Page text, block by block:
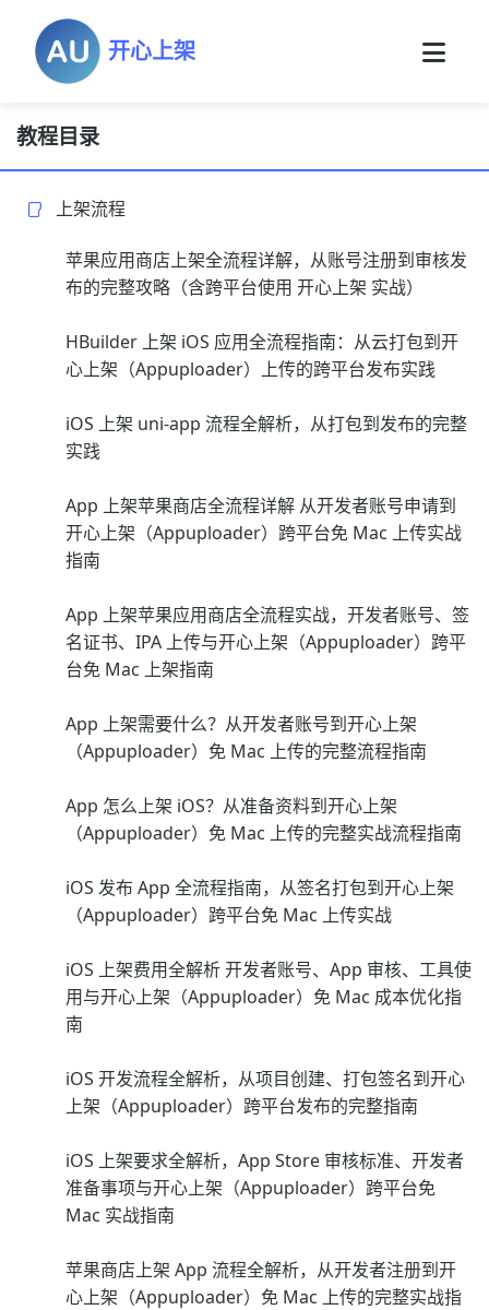
开心上架
教程目录
上架流程
苹果应用商店上架全流程详解，从账号注册到审核发
布的完整攻略（含跨平台使用 开心上架 实战）
HBuilder 上架 iOS 应用全流程指南：从云打包到开
心上架（Appuploader）上传的跨平台发布实践
iOS 上架 uni-app 流程全解析，从打包到发布的完整
实践
App 上架苹果商店全流程详解 从开发者账号申请到
开心上架（Appuploader）跨平台免 Mac 上传实战
指南
App 上架苹果应用商店全流程实战，开发者账号、签
名证书、IPA 上传与开心上架（Appuploader）跨平
台免 Mac 上架指南
App 上架需要什么？从开发者账号到开心上架
（Appuploader）免 Mac 上传的完整流程指南
App 怎么上架 iOS？从准备资料到开心上架
（Appuploader）免 Mac 上传的完整实战流程指南
iOS 发布 App 全流程指南，从签名打包到开心上架
（Appuploader）跨平台免 Mac 上传实战
iOS 上架费用全解析 开发者账号、App 审核、工具使
用与开心上架（Appuploader）免 Mac 成本优化指
南
iOS 开发流程全解析，从项目创建、打包签名到开心
上架（Appuploader）跨平台发布的完整指南
iOS 上架要求全解析，App Store 审核标准、开发者
准备事项与开心上架（Appuploader）跨平台免
Mac 实战指南
苹果商店上架 App 流程全解析，从开发者注册到开
心上架（Appuploader）免 Mac 上传的完整实战指